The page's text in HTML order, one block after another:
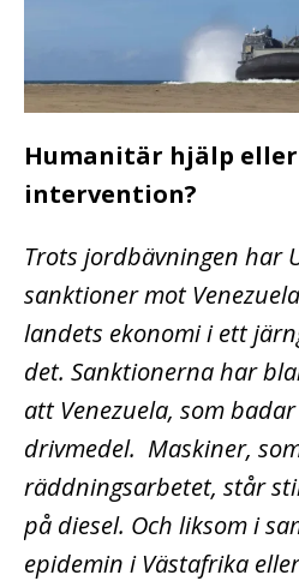
Humanitär hjälp
intervention?
Trots jordbävningen har
sanktioner mot
landets ekonomi i ett
det. Sanktionerna har
att Venezuela, som
drivmedel. Maskiner,
räddningsarbetet, står
på diesel. Och liksom i
epidemin i Västafrika